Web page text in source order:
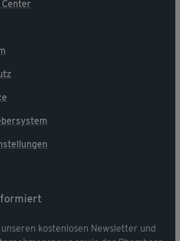
kostenlosen Newsletter und